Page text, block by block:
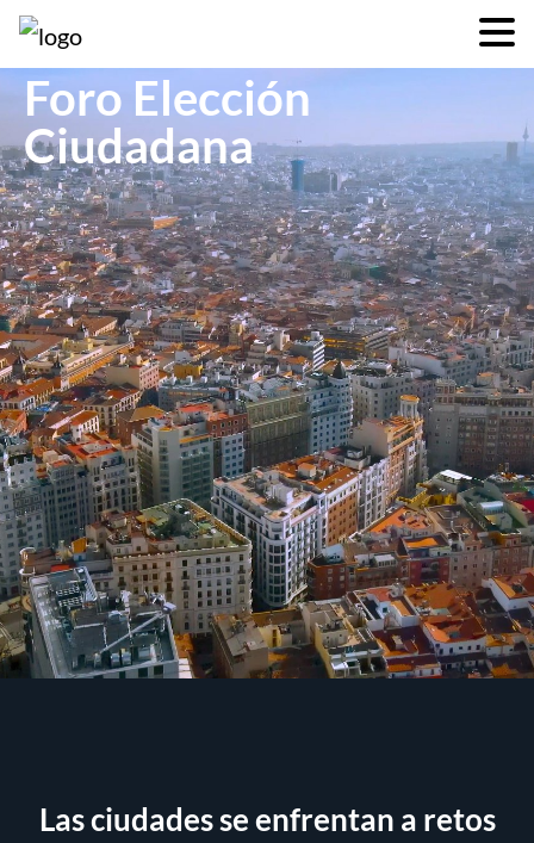
Foro Elección
Ciudadana
Las ciudades se enfrentan a retos